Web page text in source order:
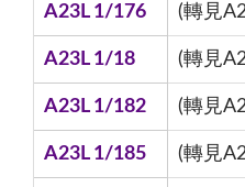
A23L 1/176 (轉見
A23L 1/18 (轉見
A23L 1/182 (轉見
A23L 1/185 (轉見